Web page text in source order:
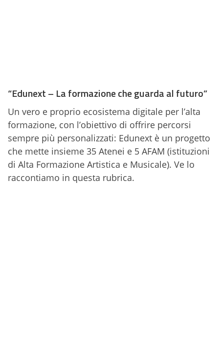
“Edunext – La formazione che guarda al futuro”
Un vero e proprio ecosistema digitale per l’alta
formazione, con l’obiettivo di offrire percorsi
sempre più personalizzati: Edunext è un progetto
che mette insieme 35 Atenei e 5 AFAM (istituzioni
di Alta Formazione Artistica e Musicale). Ve lo
raccontiamo in questa rubrica.